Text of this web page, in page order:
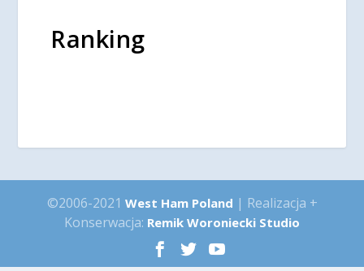
Ranking
©2006-2021 West Ham Poland | Realizacja +
Konserwacja: Remik Woroniecki Studio